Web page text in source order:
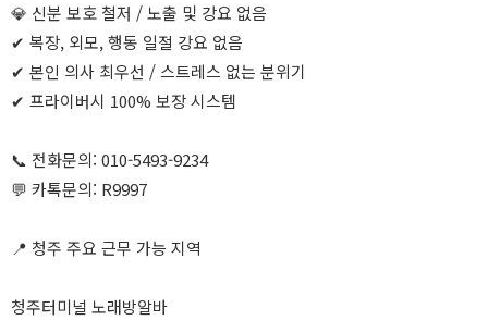
💎 신분 보호 철저 / 노출 및 강요 없음
✔ 복장, 외모, 행동 일절 강요 없음
✔ 본인 의사 최우선 / 스트레스 없는 분위기
✔ 프라이버시 100% 보장 시스템
📞 전화문의: 010-5493-9234
💬 카톡문의: R9997
📍 청주 주요 근무 가능 지역
청주터미널 노래방알바